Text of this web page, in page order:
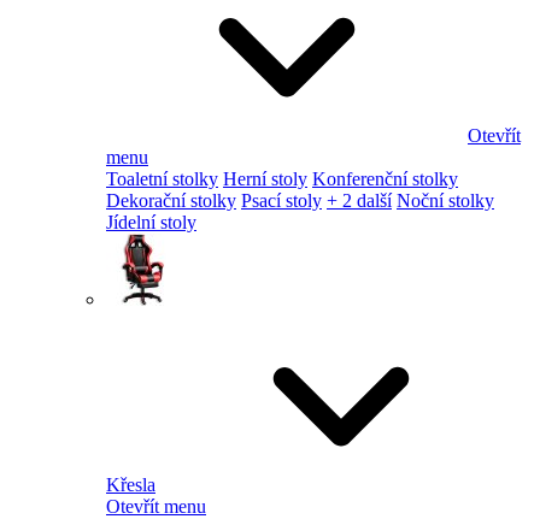
Otevřít
menu
Toaletní stolky Herní stoly Konferenční stolky
Dekorační stolky Psací stoly + 2 další Noční stolky
Jídelní stoly
Křesla
Otevřít menu